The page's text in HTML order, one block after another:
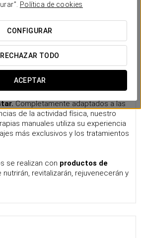
Política de cookies
CONFIGURAR
RECHAZAR TODO
ACEPTAR
recarga personal. Tómate su tiempo
tu rendimiento con nuestro
Completamente adaptados a las
de la actividad física, nuestro
manuales utiliza su experiencia
más exclusivos y los tratamientos
se realizan con productos de
nutrirán, revitalizarán, rejuvenecerán y